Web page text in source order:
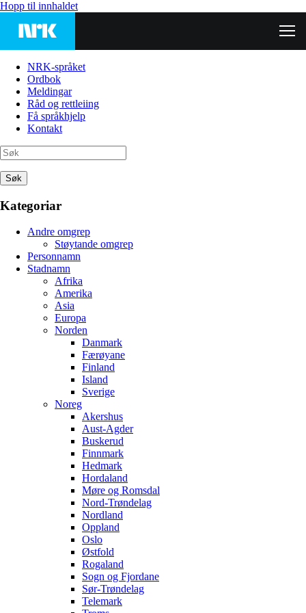
Hopp til innhaldet
NRK-språket
Ordbok
Meldingar
Råd og rettleiing
Få språkhjelp
Kontakt
Søk
Kategoriar
Andre omgrep
Støytande omgrep
Personnamn
Stadnamn
Afrika
Amerika
Asia
Europa
Norden
Danmark
Færøyane
Finland
Island
Sverige
Noreg
Akershus
Aust-Agder
Buskerud
Finnmark
Hedmark
Hordaland
Møre og Romsdal
Nord-Trøndelag
Nordland
Oppland
Oslo
Østfold
Rogaland
Sogn og Fjordane
Sør-Trøndelag
Telemark